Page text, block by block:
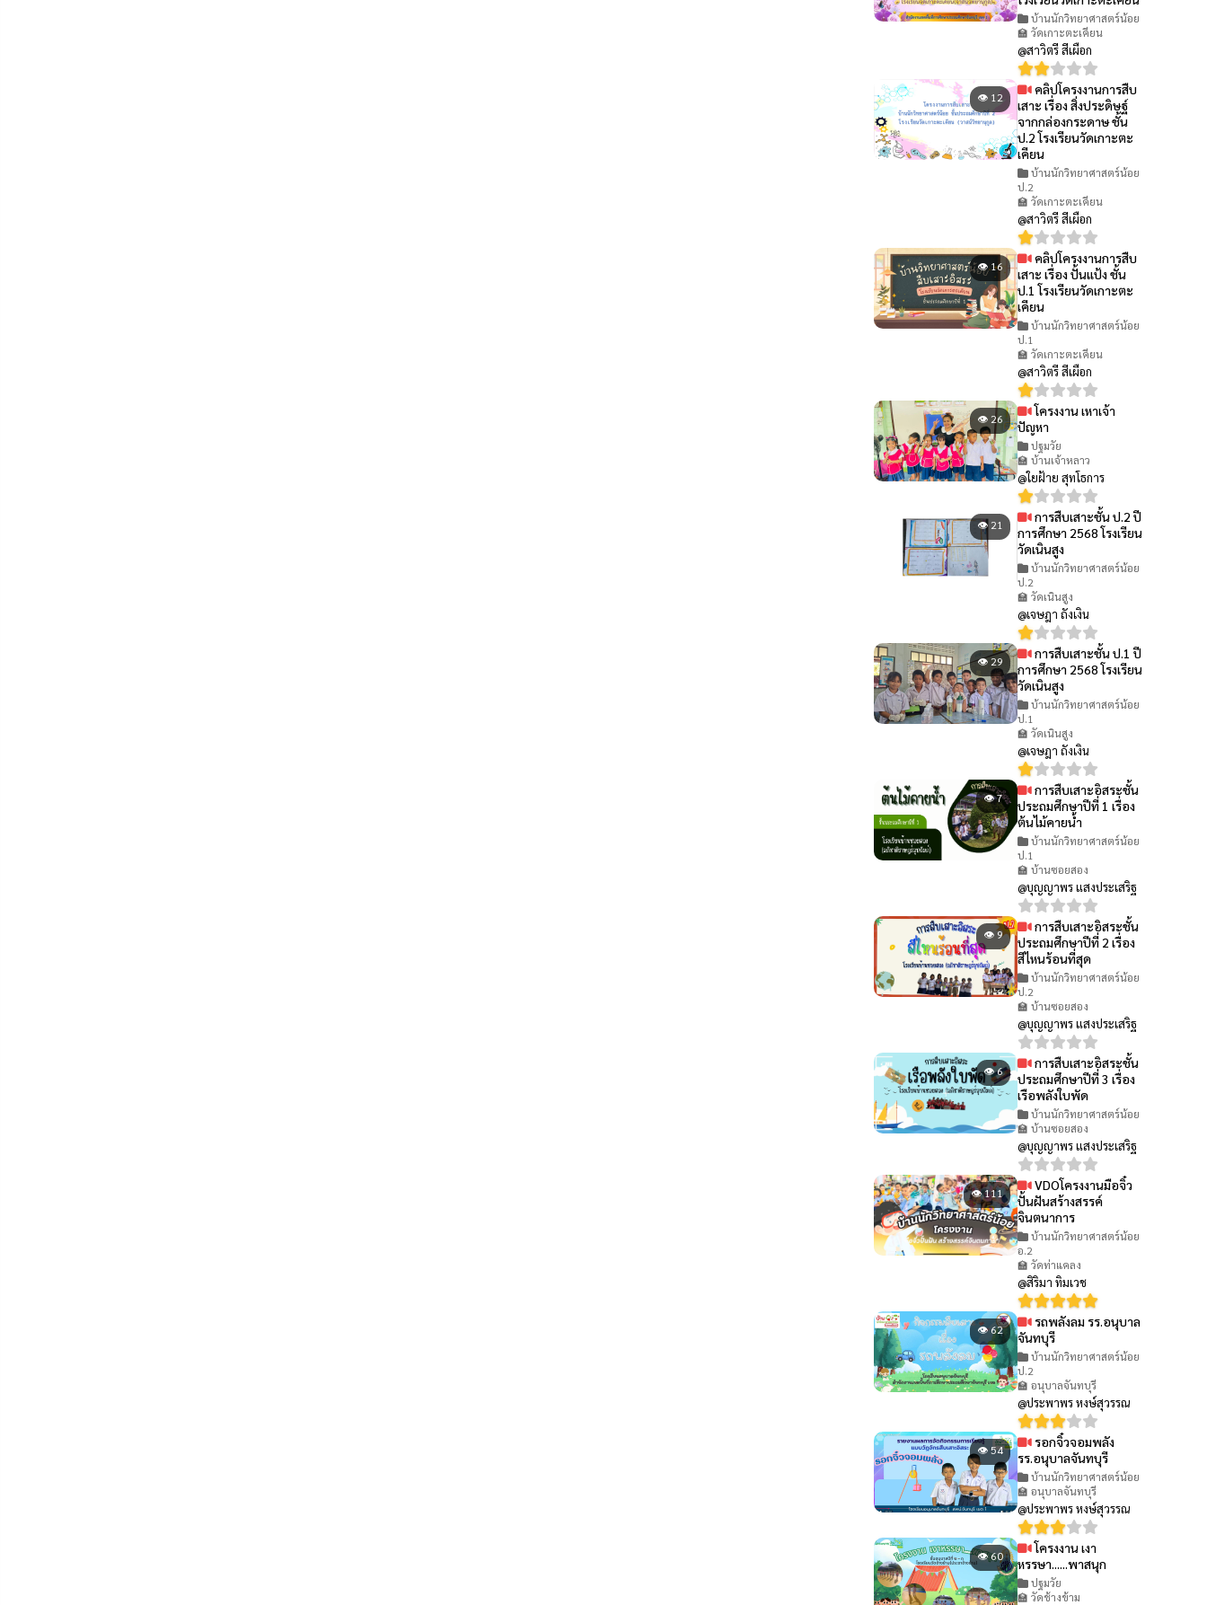
บ้านนักวิทยาศาสตร์น้อย
🏫 วัดเกาะตะเคียน
@สาวิตรี สีเผือก
👁 12
คลิปโครงงานการสืบ
เสาะ เรื่อง สิ่งประดิษฐ์
จากกล่องกระดาษ ชั้น
ป.2 โรงเรียนวัดเกาะตะ
เคียน
บ้านนักวิทยาศาสตร์น้อย
ป.2
🏫 วัดเกาะตะเคียน
@สาวิตรี สีเผือก
👁 16
คลิปโครงงานการสืบ
เสาะ เรื่อง ปั้นแป้ง ชั้น
ป.1 โรงเรียนวัดเกาะตะ
เคียน
บ้านนักวิทยาศาสตร์น้อย
ป.1
🏫 วัดเกาะตะเคียน
@สาวิตรี สีเผือก
👁 26
โครงงาน เหาเจ้า
ปัญหา
ปฐมวัย
🏫 บ้านเจ้าหลาว
@ใยฝ้าย สุทโธการ
👁 21
การสืบเสาะชั้น ป.2 ปี
การศึกษา 2568 โรงเรียน
วัดเนินสูง
บ้านนักวิทยาศาสตร์น้อย
ป.2
🏫 วัดเนินสูง
@เจษฎา ถังเงิน
👁 29
การสืบเสาะชั้น ป.1 ปี
การศึกษา 2568 โรงเรียน
วัดเนินสูง
บ้านนักวิทยาศาสตร์น้อย
ป.1
🏫 วัดเนินสูง
@เจษฎา ถังเงิน
👁 7
การสืบเสาะอิสระชั้น
ประถมศึกษาปีที่ 1 เรื่อง
ต้นไม้คายน้ำ
บ้านนักวิทยาศาสตร์น้อย
ป.1
🏫 บ้านซอยสอง
@บุญญาพร แสงประเสริฐ
👁 9
การสืบเสาะอิสระชั้น
ประถมศึกษาปีที่ 2 เรื่อง
สีไหนร้อนที่สุด
บ้านนักวิทยาศาสตร์น้อย
ป.2
🏫 บ้านซอยสอง
@บุญญาพร แสงประเสริฐ
👁 6
การสืบเสาะอิสระชั้น
ประถมศึกษาปีที่ 3 เรื่อง
เรือพลังใบพัด
บ้านนักวิทยาศาสตร์น้อย
🏫 บ้านซอยสอง
@บุญญาพร แสงประเสริฐ
👁 111
VDOโครงงานมือจิ๋ว
ปั้นฝันสร้างสรรค์
จินตนาการ
บ้านนักวิทยาศาสตร์น้อย
อ.2
🏫 วัดท่าแคลง
@สิริมา ทิมเวช
👁 62
รถพลังลม รร.อนุบาล
จันทบุรี
บ้านนักวิทยาศาสตร์น้อย
ป.2
🏫 อนุบาลจันทบุรี
@ประพาพร หงษ์สุวรรณ
👁 54
รอกจิ๋วจอมพลัง
รร.อนุบาลจันทบุรี
บ้านนักวิทยาศาสตร์น้อย
🏫 อนุบาลจันทบุรี
@ประพาพร หงษ์สุวรรณ
👁 60
โครงงาน เงา
หรรษา......พาสนุก
ปฐมวัย
🏫 วัดช้างข้าม